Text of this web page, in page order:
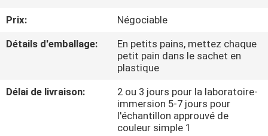
CONTRÔLE
DE
Prix:
Négociable
Détails d'emballage:
En petits pains, mettez chaque
petit pain dans le sachet en
plastique
Délai de livraison:
2 ou 3 jours pour la laboratoire-
immersion 5-7 jours pour
l'échantillon approuvé de
couleur simple 1